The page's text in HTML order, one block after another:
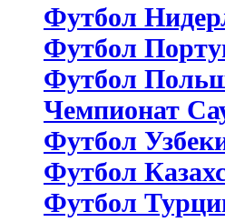
Футбол
Футбол
Футбол
Чемпионат
Футбол
Футбол
Футбол